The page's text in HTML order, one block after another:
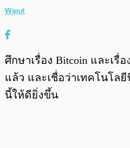
Wiput
ศึกษาเรื่อง Bitcoin และเรื่
แล้ว และเชื่อว่าเทคโนโล
นี้ให้ดียิ่งขึ้น